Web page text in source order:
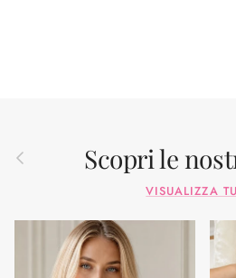
Indietro Scopri le
VISUALIZZA